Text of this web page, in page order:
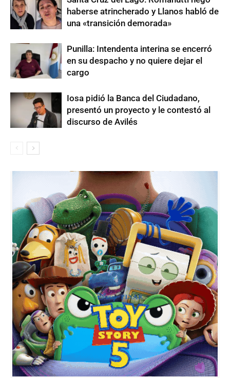
haberse atrincherado y Llanos habló de
una «transición demorada»
Punilla: Intendenta interina se encerró
en su despacho y no quiere dejar el
cargo
Iosa pidió la Banca del Ciudadano,
presentó un proyecto y le contestó al
discurso de Avilés